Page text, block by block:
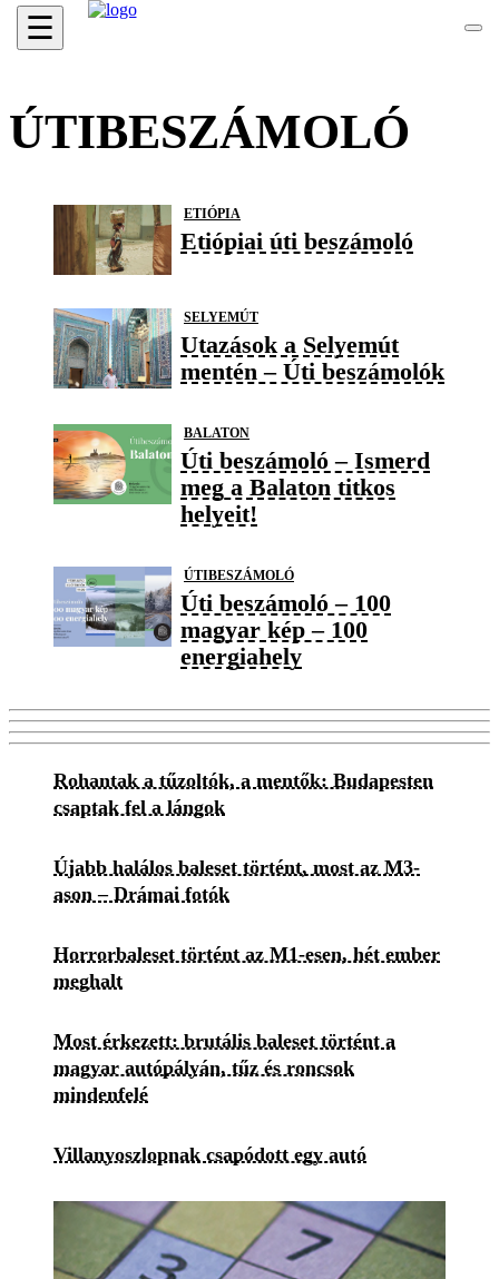
☰
ÚTIBESZÁMOLÓ
ETIÓPIA
Etiópiai úti beszámoló
SELYEMÚT
Utazások a Selyemút
mentén – Úti beszámolók
BALATON
Úti beszámoló – Ismerd
meg a Balaton titkos
helyeit!
ÚTIBESZÁMOLÓ
Úti beszámoló – 100
magyar kép – 100
energiahely
Rohantak a tűzoltók, a mentők: Budapesten
csaptak fel a lángok
Újabb halálos baleset történt, most az M3-
ason – Drámai fotók
Horrorbaleset történt az M1-esen, hét ember
meghalt
Most érkezett: brutális baleset történt a
magyar autópályán, tűz és roncsok
mindenfelé
Villanyoszlopnak csapódott egy autó